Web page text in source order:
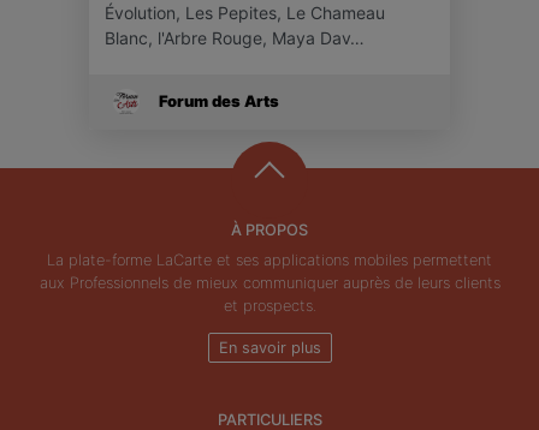
Évolution, Les Pepites, Le Chameau
Blanc, l'Arbre Rouge, Maya Dav…
Forum des Arts
À PROPOS
La plate-forme LaCarte et ses applications mobiles permettent
aux Professionnels de mieux communiquer auprès de leurs clients
et prospects.
En savoir plus
PARTICULIERS